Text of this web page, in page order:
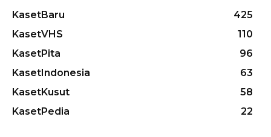
KasetBaru
425
KasetVHS
110
KasetPita
96
KasetIndonesia
63
KasetKusut
58
KasetPedia
22